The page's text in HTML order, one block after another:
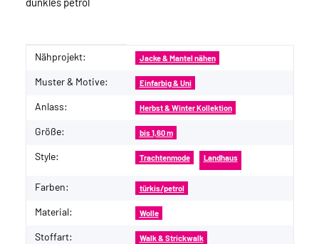
Produkteigenschaft
Wert
Nähprojekt: Jacke & Mantel nähen
Muster & Motive: Einfarbig & Uni
Anlass: Herbst & Winter Kollektion
Größe: bis 1,60 m
Style: Trachtenmode Landhaus
Farben: türkis/petrol
Material: Wolle
Stoffart: Walk & Strickwalk